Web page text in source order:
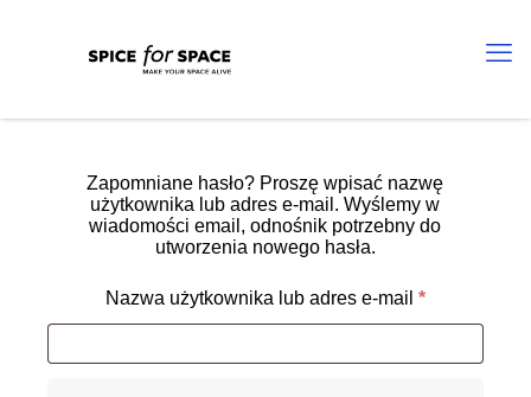
Zapomniane hasło? Proszę wpisać nazwę
użytkownika lub adres e-mail. Wyślemy w
wiadomości email, odnośnik potrzebny do
utworzenia nowego hasła.
Nazwa użytkownika lub adres e-mail *Wymagane